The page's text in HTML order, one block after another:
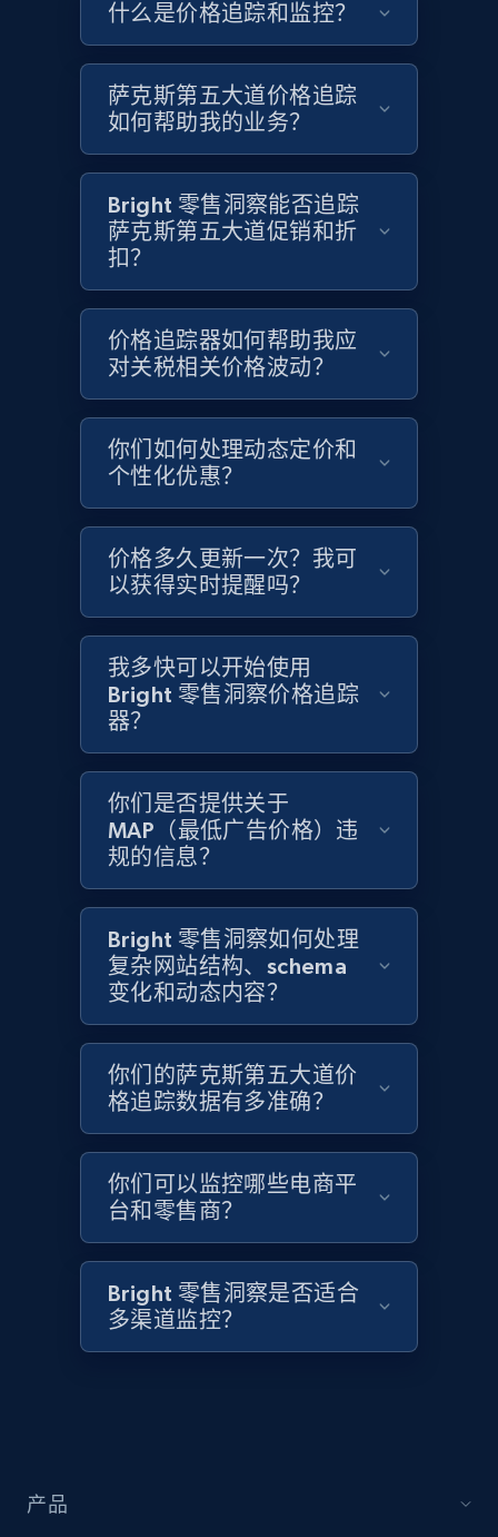
2.4K+ 199+ 立即开始
Amazon products global dataset
Title, Seller name, Brand, Description, Initial
price, Currency, Availability, Reviews count, and
products by specific category URL
Title, Seller name, Brand, Description, Initial
price, Currency, Availability, Reviews count, and
more.
2.1K+ 375+ 立即开始
Amazon products global dataset -
Collecting products by keyword search
Title, Seller name, Brand, Description, Initial
price, Currency, Availability, Reviews count, and
more.
2.1K+ 375+ 立即开始
Amazon products global dataset - Collects
products by best sellers category URL
Title, Seller name, Brand, Description, Initial
Amazon products global dataset - Collect
Title, Seller name, Brand, Description, Initial
price, Currency, Availability, Reviews count, and
Amazon products global dataset - Collect
什么是价格追踪和监控？
萨克斯第五大道价格追踪
如何帮助我的业务？
Bright 零售洞察能否追踪
萨克斯第五大道促销和折
扣？
价格追踪器如何帮助我应
对关税相关价格波动？
你们如何处理动态定价和
个性化优惠？
价格多久更新一次？我可
以获得实时提醒吗？
我多快可以开始使用
Bright 零售洞察价格追踪
器？
你们是否提供关于
MAP（最低广告价格）违
规的信息？
Bright 零售洞察如何处理
复杂网站结构、schema
变化和动态内容？
你们的萨克斯第五大道价
格追踪数据有多准确？
你们可以监控哪些电商平
台和零售商？
Bright 零售洞察是否适合
多渠道监控？
产品